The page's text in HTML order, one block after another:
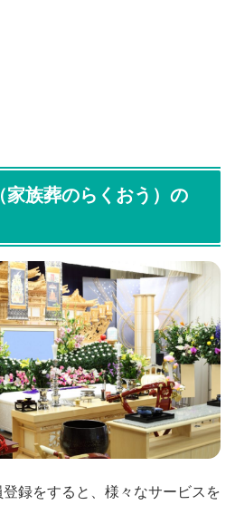
家族葬のらくおう）の
録をすると、様々なサービスを